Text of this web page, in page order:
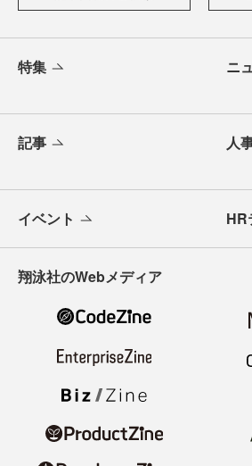
特集 ニ
記事 人
イベント HR
翔泳社のWebメディア